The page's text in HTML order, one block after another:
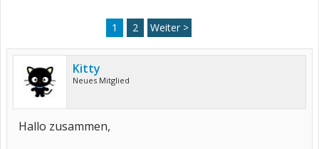
1 2 Weiter >
Kitty
Neues Mitglied
Hallo zusammen,